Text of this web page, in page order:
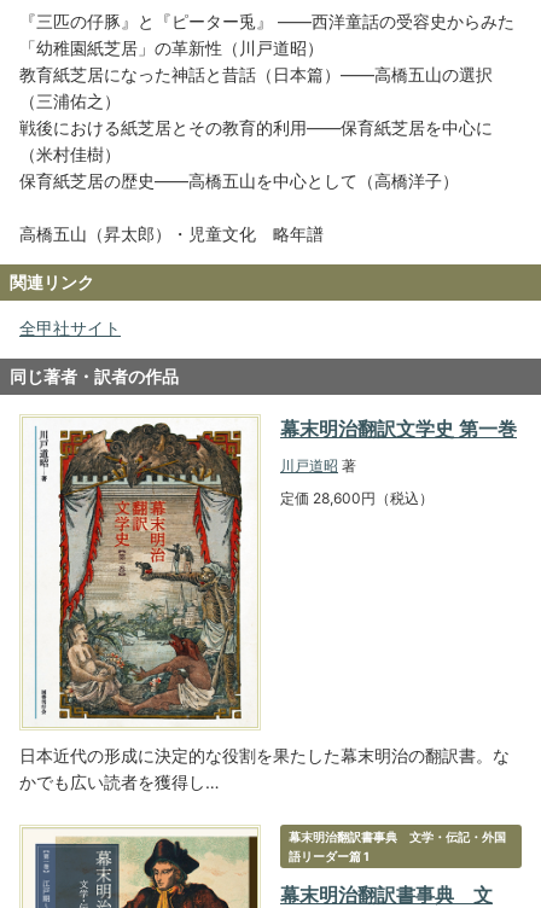
『三匹の仔豚』と『ピーター兎』 ――西洋童話の受容史からみた
「幼稚園紙芝居」の革新性（川戸道昭）
教育紙芝居になった神話と昔話（日本篇）――高橋五山の選択
（三浦佑之）
戦後における紙芝居とその教育的利用――保育紙芝居を中心に
（米村佳樹）
保育紙芝居の歴史――高橋五山を中心として（高橋洋子）
高橋五山（昇太郎）・児童文化 略年譜
関連リンク
全甲社サイト
同じ著者・訳者の作品
幕末明治翻訳文学史 第一巻
川戸道昭 著
定価 28,600円（税込）
日本近代の形成に決定的な役割を果たした幕末明治の翻訳書。な
かでも広い読者を獲得し…
幕末明治翻訳書事典 文学・伝記・外国
語リーダー篇 1
幕末明治翻訳書事典 文